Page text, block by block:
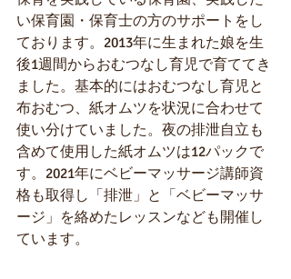
い保育園・保育士の方のサポートをし
ております。2013年に生まれた娘を生
後1週間からおむつなし育児で育ててき
ました。基本的にはおむつなし育児と
布おむつ、紙オムツを状況に合わせて
使い分けていました。夜の排泄自立も
含めて使用した紙オムツは12パックで
す。2021年にベビーマッサージ講師資
格も取得し「排泄」と「ベビーマッサ
ージ」を絡めたレッスンなども開催し
ています。